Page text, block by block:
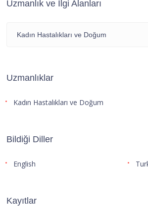
Uzmanlık ve İlgi Alanları
Kadın Hastalıkları ve Doğum
Uzmanlıklar
Kadın Hastalıkları ve Doğum
Bildiği Diller
English
Kayıtlar